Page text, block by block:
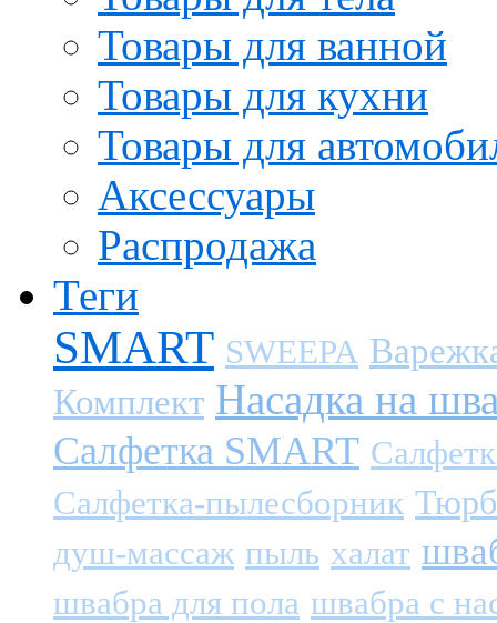
Товары для ванной
Товары для кухни
Товары для
Аксессуары
Распродажа
Теги
SMART SWEEPA
Комплект Насадка на
Салфетка SMART
Салфетка-пылесборник
душ-массаж пыль халат
швабра для пола швабра с